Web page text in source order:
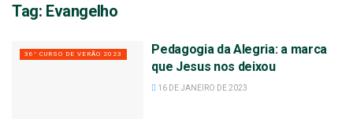
Tag: Evangelho
36° CURSO DE VERÃO 2023
Pedagogia da Alegria: a marca
que Jesus nos deixou
16 DE JANEIRO DE 2023